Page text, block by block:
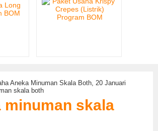
Aneka Minuman Skala Both, 20 Januari
skala both
minuman skala